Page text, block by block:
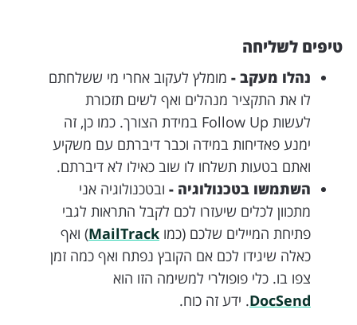
טיפים לשליחה
נהלו מעקב - מומלץ לעקוב אחרי מי ששלחתם
לו את התקציר מנהלים ואף לשים תזכורת
לעשות Follow Up במידת הצורך. כמו כן, זה
ימנע פאדיחות במידה וכבר דיברתם עם משקיע
ואתם בטעות תשלחו לו שוב כאילו לא דיברתם.
השתמשו בטכנולוגיה - ובטכנולוגיה אני
מתכוון לכלים שיעזרו לכם לקבל התראות לגבי
פתיחת המיילים שלכם (כמו MailTrack) ואף
כאלה שיגידו לכם אם הקובץ נפתח ואף כמה זמן
צפו בו. כלי פופולרי למשימה הזו הוא
DocSend. ידע זה כוח.